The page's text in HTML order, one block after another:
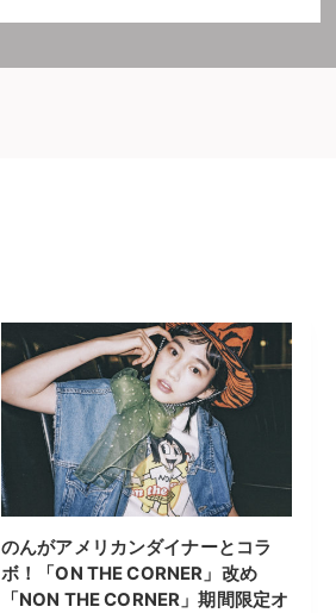
のんがアメリカンダイナーとコラ
ボ！「ON THE CORNER」改め
「NON THE CORNER」期間限定オ